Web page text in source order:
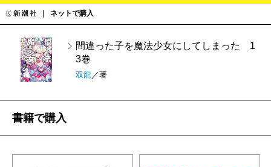
ネットで購入
間違った子を魔法少女にしてしまった 1
3巻
双龍 ／著
書籍で購入